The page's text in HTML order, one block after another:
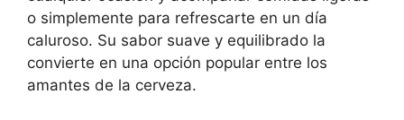
o simplemente para refrescarte en un día
caluroso. Su sabor suave y equilibrado la
convierte en una opción popular entre los
amantes de la cerveza.